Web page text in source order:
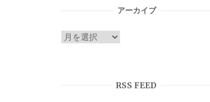
アーカイブ
ア
RSS FEED